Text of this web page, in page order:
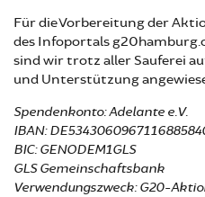
Für die Vorbereitung der
des Infoportals
sind wir trotz aller Sauferei
und Unterstützung
Spendenkonto: Adelante e.V.
IBAN:
BIC: GENODEM1GLS
GLS Gemeinschaftsbank
Verwendungszweck: G20-